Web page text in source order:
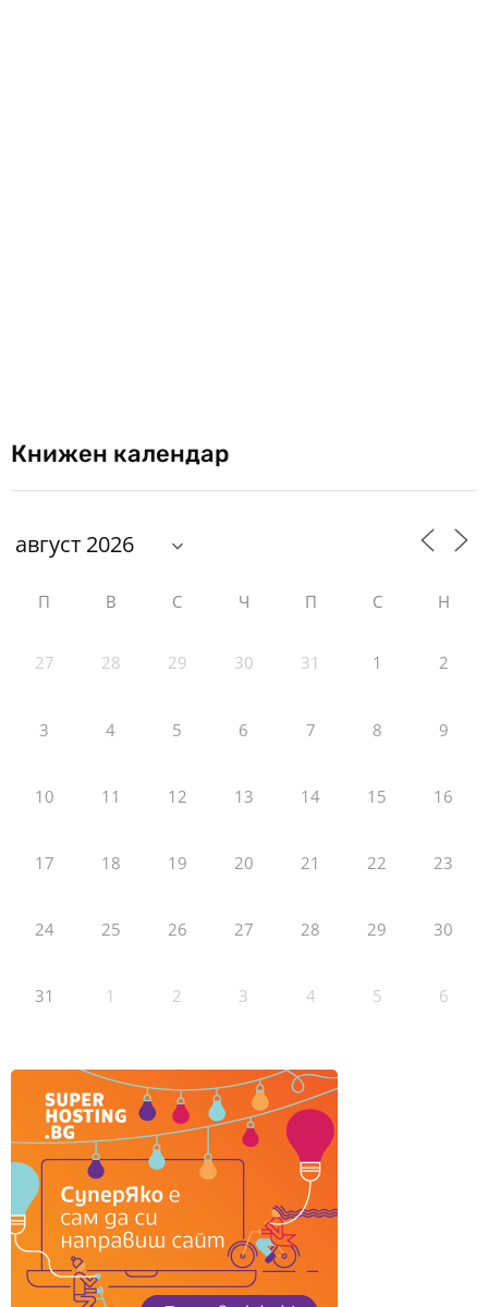
Книжен календар
П В С Ч П С Н
27 28 29 30 31 1 2
3 4 5 6 7 8 9
10 11 12 13 14 15 16
17 18 19 20 21 22 23
24 25 26 27 28 29 30
31 1 2 3 4 5 6